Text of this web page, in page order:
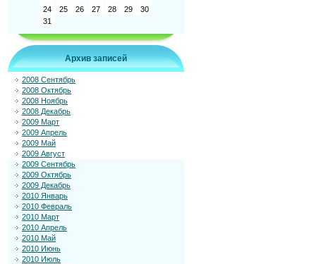
24
25 26 27 28 29
30
31
Архив записей
2008 Сентябрь
2008 Октябрь
2008 Ноябрь
2008 Декабрь
2009 Март
2009 Апрель
2009 Май
2009 Август
2009 Сентябрь
2009 Октябрь
2009 Декабрь
2010 Январь
2010 Февраль
2010 Март
2010 Апрель
2010 Май
2010 Июнь
2010 Июль